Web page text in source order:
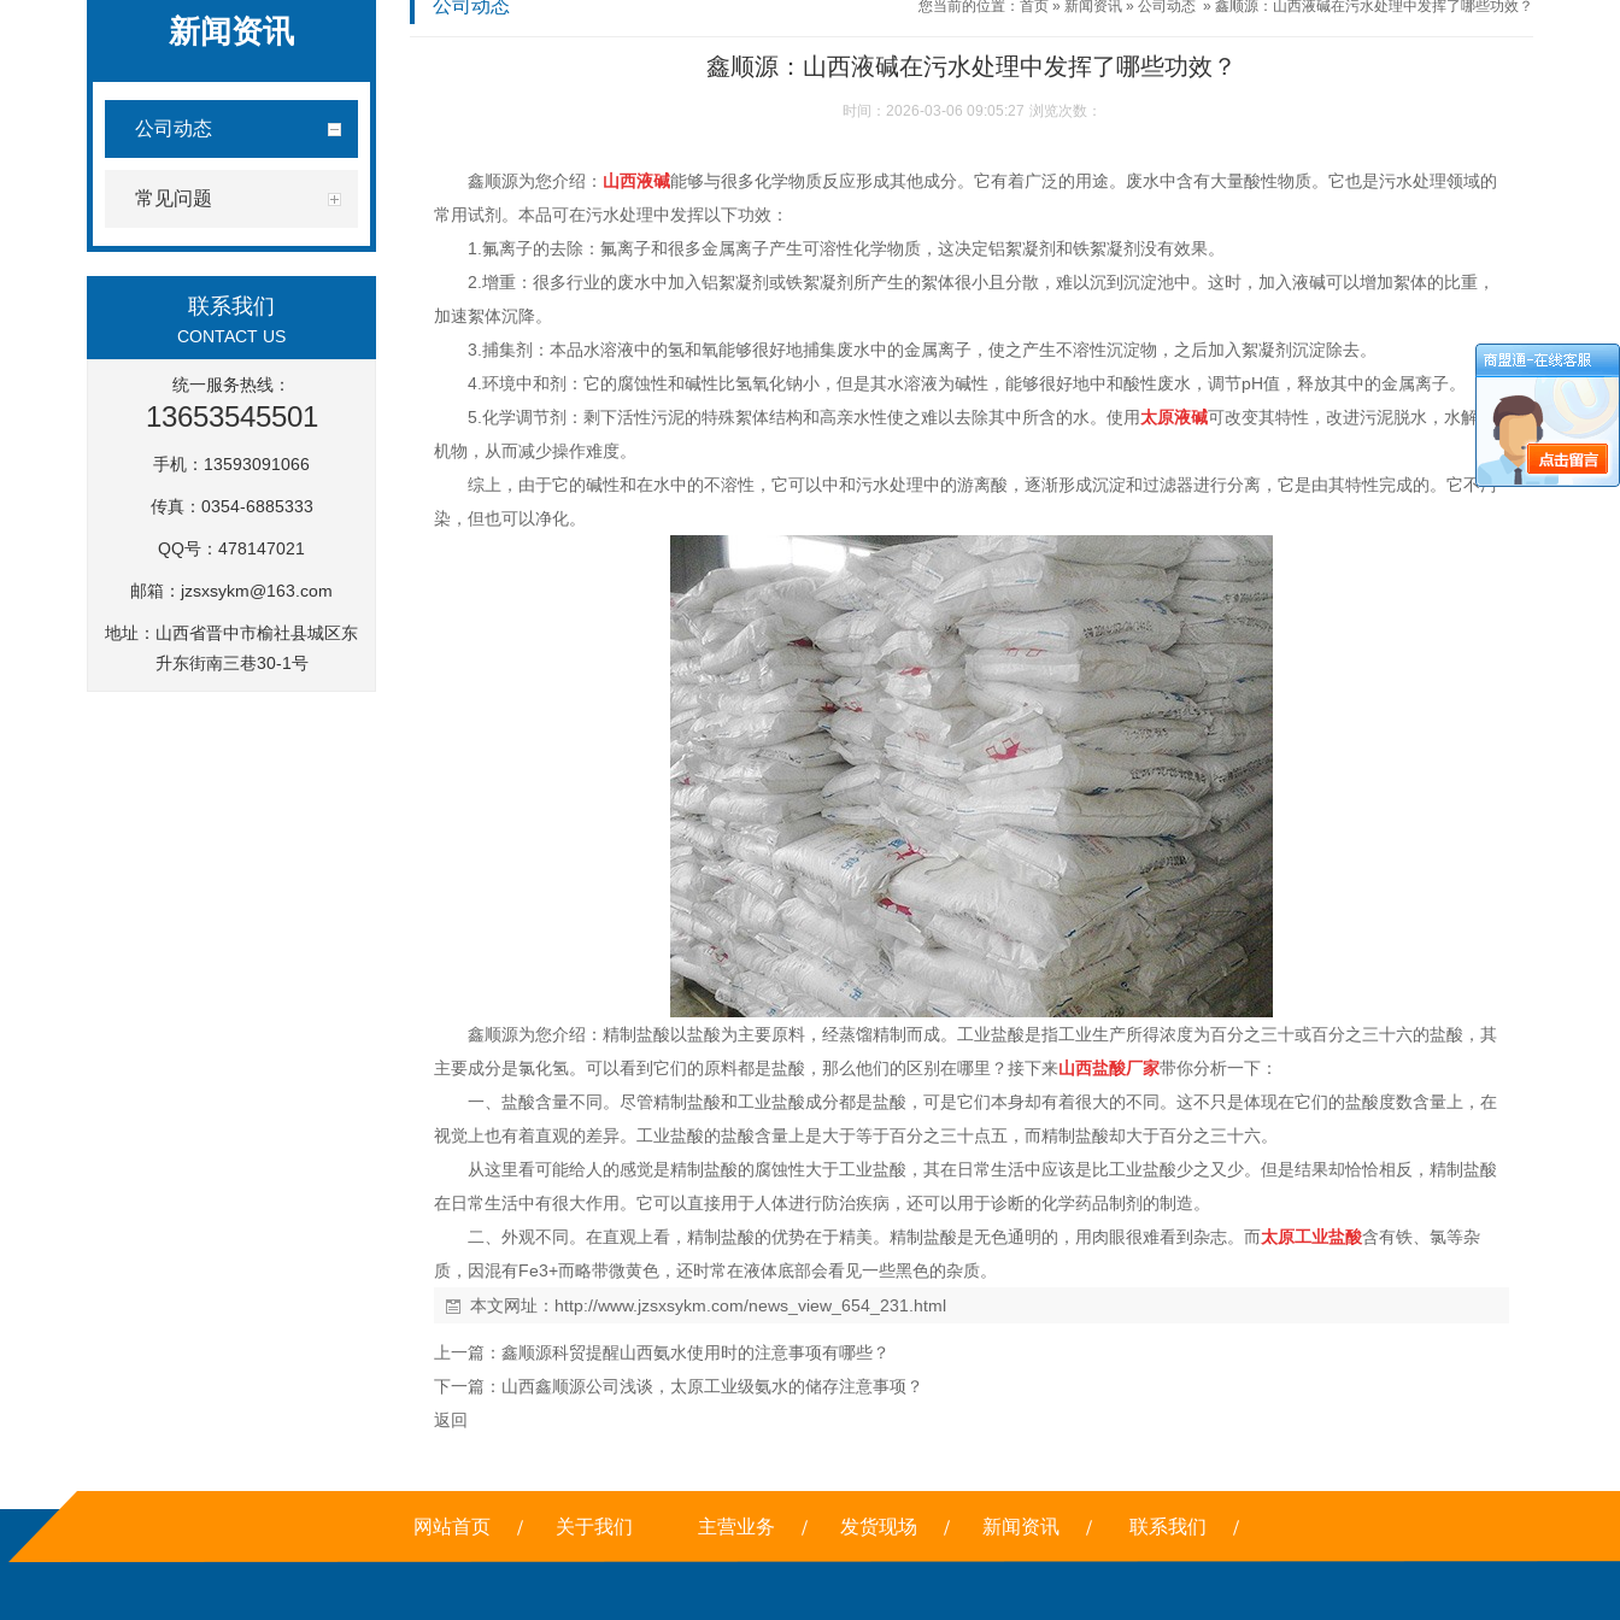
新闻资讯
公司动态
常见问题
联系我们
CONTACT US
统一服务热线：
13653545501
手机：13593091066
传真：0354-6885333
QQ号：478147021
邮箱： jzsxsykm@163.com
地址：山西省晋中市榆社县城区东
升东街南三巷30-1号
公司动态 您当前的位置： 首页 » 新闻资讯 » 公司动态 » 鑫顺源：山西液碱在污水处理中发挥了哪些功效？
鑫顺源：山西液碱在污水处理中发挥了哪些功效？
时间：2026-03-06 09:05:27 浏览次数：
鑫顺源为您介绍： 山西液碱能够与很多化学物质反应形成其他成分。它有着广泛的用途。废水中含有大量酸性物质。它也是污水处理领域的
常用试剂。本品可在污水处理中发挥以下功效：
1.氟离子的去除：氟离子和很多金属离子产生可溶性化学物质，这决定铝絮凝剂和铁絮凝剂没有效果。
2.增重：很多行业的废水中加入铝絮凝剂或铁絮凝剂所产生的絮体很小且分散，难以沉到沉淀池中。这时，加入液碱可以增加絮体的比重，
加速絮体沉降。
3.捕集剂：本品水溶液中的氢和氧能够很好地捕集废水中的金属离子，使之产生不溶性沉淀物，之后加入絮凝剂沉淀除去。
4.环境中和剂：它的腐蚀性和碱性比氢氧化钠小，但是其水溶液为碱性，能够很好地中和酸性废水，调节pH值，释放其中的金属离子。
5.化学调节剂：剩下活性污泥的特殊絮体结构和高亲水性使之难以去除其中所含的水。使用太原液碱可改变其特性，改进污泥脱水，水解有
机物，从而减少操作难度。
综上，由于它的碱性和在水中的不溶性，它可以中和污水处理中的游离酸，逐渐形成沉淀和过滤器进行分离，它是由其特性完成的。它不污
染，但也可以净化。
鑫顺源为您介绍：精制盐酸以盐酸为主要原料，经蒸馏精制而成。工业盐酸是指工业生产所得浓度为百分之三十或百分之三十六的盐酸，其
主要成分是氯化氢。可以看到它们的原料都是盐酸，那么他们的区别在哪里？接下来山西盐酸厂家带你分析一下：
一、盐酸含量不同。尽管精制盐酸和工业盐酸成分都是盐酸，可是它们本身却有着很大的不同。这不只是体现在它们的盐酸度数含量上，在
视觉上也有着直观的差异。工业盐酸的盐酸含量上是大于等于百分之三十点五，而精制盐酸却大于百分之三十六。
从这里看可能给人的感觉是精制盐酸的腐蚀性大于工业盐酸，其在日常生活中应该是比工业盐酸少之又少。但是结果却恰恰相反，精制盐酸
在日常生活中有很大作用。它可以直接用于人体进行防治疾病，还可以用于诊断的化学药品制剂的制造。
二、外观不同。在直观上看，精制盐酸的优势在于精美。精制盐酸是无色通明的，用肉眼很难看到杂志。而太原工业盐酸含有铁、氯等杂
质，因混有Fe3+而略带微黄色，还时常在液体底部会看见一些黑色的杂质。
本文网址： http://www.jzsxsykm.com/news_view_654_231.html
上一篇： 鑫顺源科贸提醒山西氨水使用时的注意事项有哪些？
下一篇： 山西鑫顺源公司浅谈，太原工业级氨水的储存注意事项？
返回
网站首页 关于我们 主营业务 发货现场 新闻资讯 联系我们